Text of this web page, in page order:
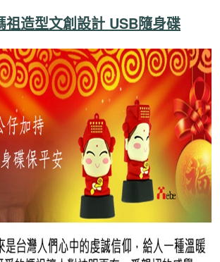
造型文創設計 USB隨身碟